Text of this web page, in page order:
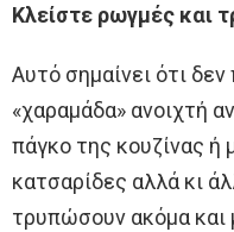
Κλείστε ρωγμές και
Αυτό σημαίνει ότι δεν
«χαραμάδα» ανοιχτή
πάγκο της κουζίνας ή
κατσαρίδες αλλά κι
τρυπώσουν ακόμα και